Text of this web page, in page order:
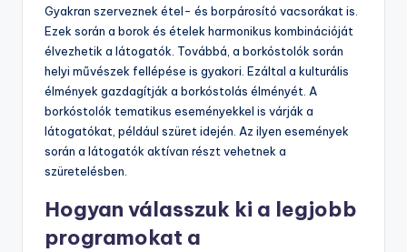
Gyakran szerveznek étel- és borpárosító vacsorákat is.
Ezek során a borok és ételek harmonikus kombinációját
élvezhetik a látogatók. Továbbá, a borkóstolók során
helyi művészek fellépése is gyakori. Ezáltal a kulturális
élmények gazdagítják a borkóstolás élményét. A
borkóstolók tematikus eseményekkel is várják a
látogatókat, például szüret idején. Az ilyen események
során a látogatók aktívan részt vehetnek a
szüretelésben.
Hogyan válasszuk ki a legjobb
programokat a